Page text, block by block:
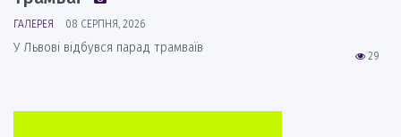
ГАЛЕРЕЯ 08 СЕРПНЯ, 2026
29
У Львові відбувся парад трамваїв